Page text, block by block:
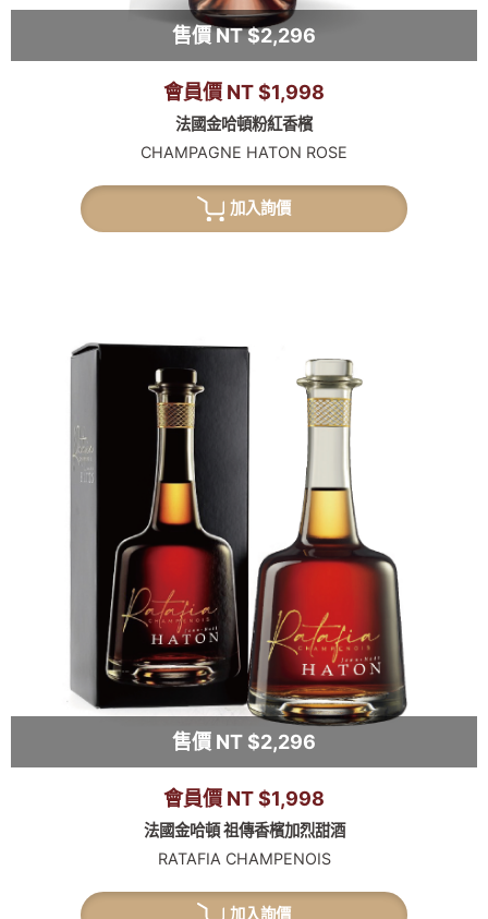
售價 NT $2,296
會員價 NT $1,998
法國金哈頓粉紅香檳
CHAMPAGNE HATON ROSE
加入詢價
售價 NT $2,296
會員價 NT $1,998
法國金哈頓 祖傳香檳加烈甜酒
RATAFIA CHAMPENOIS
加入詢價